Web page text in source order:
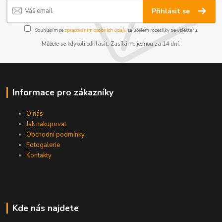
Přihlásit se
Souhlasím se zpracováním osobních údajůza účelem rozesílky newsletteru.
Můžete se kdykoli odhlásit. Zasíláme jednou za 14 dní.
Informace pro zákazníky
O nás
Jak nakupovat
Obchodní podmínky
Fotogalerie
Kontakty
Kde nás najdete